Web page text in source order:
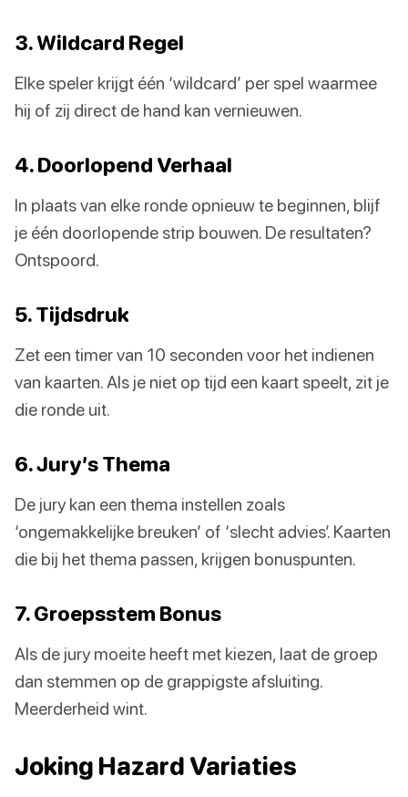
3. Wildcard Regel
Elke speler krijgt één ‘wildcard’ per spel waarmee
hij of zij direct de hand kan vernieuwen.
4. Doorlopend Verhaal
In plaats van elke ronde opnieuw te beginnen, blijf
je één doorlopende strip bouwen. De resultaten?
Ontspoord.
5. Tijdsdruk
Zet een timer van 10 seconden voor het indienen
van kaarten. Als je niet op tijd een kaart speelt, zit je
die ronde uit.
6. Jury’s Thema
De jury kan een thema instellen zoals
‘ongemakkelijke breuken’ of ‘slecht advies’. Kaarten
die bij het thema passen, krijgen bonuspunten.
7. Groepsstem Bonus
Als de jury moeite heeft met kiezen, laat de groep
dan stemmen op de grappigste afsluiting.
Meerderheid wint.
Joking Hazard Variaties